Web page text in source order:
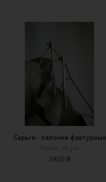
Серьги - палочки фактурные
Polina_St_jwl
3600 ₽